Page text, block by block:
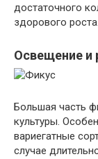
достаточного
здорового роста.
Освещение и
Большая часть
культуры.
вариегатные
случае